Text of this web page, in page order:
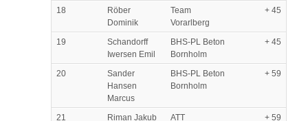
18
Röber
Dominik
Team
Vorarlberg
+ 45
19
Schandorff
Iwersen Emil
BHS-PL Beton
Bornholm
+ 45
20
Sander
Hansen
Marcus
BHS-PL Beton
Bornholm
+ 59
21 Riman Jakub
ATT
+ 59